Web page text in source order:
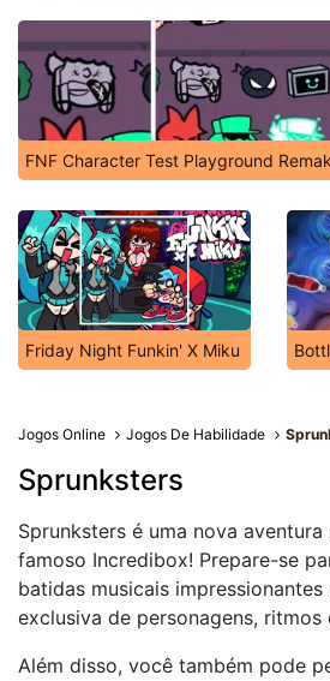
FNF Character Test Playground
Friday Night Funkin' X Miku
Jogos Online Jogos De Habilidade
Sprunksters
Sprunksters é uma nova
famoso Incredibox! Prepare-se
batidas musicais
exclusiva de personagens, ritmos
Além disso, você também pode